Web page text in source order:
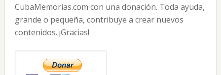
CubaMemorias.com con una donación. Toda ayuda,
grande o pequeña, contribuye a crear nuevos
contenidos. ¡Gracias!